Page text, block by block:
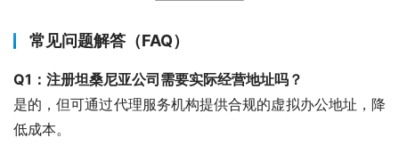
常见问题解答（FAQ）
Q1：注册坦桑尼亚公司需要实际经营地址吗？
是的，但可通过代理服务机构提供合规的虚拟办公地址，降
低成本。